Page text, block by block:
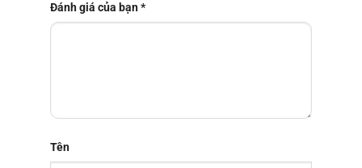
Đánh giá của bạn*
Tên